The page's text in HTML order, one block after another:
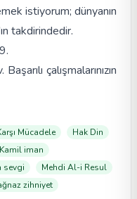
istiyorum; dünyanın
takdirindedir.
çalışmalarınızın
Mücadele
Hak Din
Kamil iman
sevgi
Mehdi Al-i Resul
zihniyet